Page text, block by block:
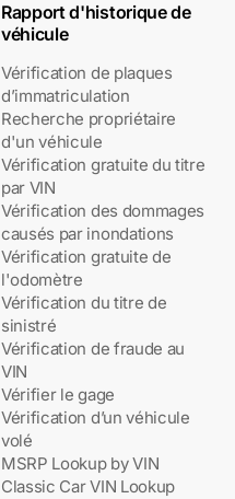
Rapport d'historique de
véhicule
Vérification de plaques
d’immatriculation
Recherche propriétaire
d'un véhicule
Vérification gratuite du titre
par VIN
Vérification des dommages
causés par inondations
Vérification gratuite de
l'odomètre
Vérification du titre de
sinistré
Vérification de fraude au
VIN
Vérifier le gage
Vérification d’un véhicule
volé
MSRP Lookup by VIN
Classic Car VIN Lookup